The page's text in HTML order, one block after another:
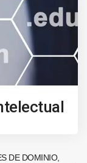
DE DOMINIO,